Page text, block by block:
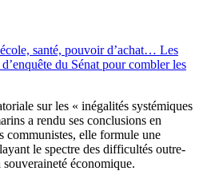
santé, pouvoir d’achat… Les
du Sénat pour combler les
sur les « inégalités systémiques
a rendu ses conclusions en
communistes, elle formule une
le spectre des difficultés outre-
économique.